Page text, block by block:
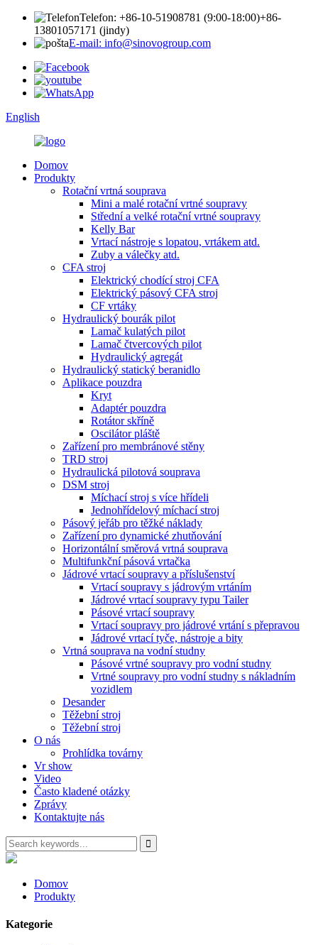
Telefon: +86-10-51908781 (9:00-18:00)+86-
13801057171 (jindy)
E-mail: info@sinovogroup.com
English
Domov
Produkty
Rotační vrtná souprava
Mini a malé rotační vrtné soupravy
Střední a velké rotační vrtné soupravy
Kelly Bar
Vrtací nástroje s lopatou, vrtákem atd.
Zuby a válečky atd.
CFA stroj
Elektrický chodící stroj CFA
Elektrický pásový CFA stroj
CF vrtáky
Hydraulický bourák pilot
Lamač kulatých pilot
Lamač čtvercových pilot
Hydraulický agregát
Hydraulický statický beranidlo
Aplikace pouzdra
Kryt
Adaptér pouzdra
Rotátor skříně
Oscilátor pláště
Zařízení pro membránové stěny
TRD stroj
Hydraulická pilotová souprava
DSM stroj
Míchací stroj s více hřídeli
Jednohřídelový míchací stroj
Pásový jeřáb pro těžké náklady
Zařízení pro dynamické zhutňování
Horizontální směrová vrtná souprava
Multifunkční pásová vrtačka
Jádrové vrtací soupravy a příslušenství
Vrtací soupravy s jádrovým vrtáním
Jádrové vrtací soupravy typu Tailer
Pásové vrtací soupravy
Vrtací soupravy pro jádrové vrtání s přepravou
Jádrové vrtací tyče, nástroje a bity
Vrtná souprava na vodní studny
Pásové vrtné soupravy pro vodní studny
Vrtné soupravy pro vodní studny s nákladním
vozidlem
Desander
Těžební stroj
Těžební stroj
O nás
Prohlídka továrny
Vr show
Video
Často kladené otázky
Zprávy
Kontaktujte nás
Domov
Produkty
Kategorie